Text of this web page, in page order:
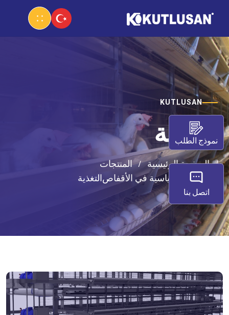
KUTLUSAN
التغذية
الصفحة الرئيسية
المنتجات
الأنظمة القياسية في الأقفاصالتغذية
نموذج الطلب
اتصل بنا